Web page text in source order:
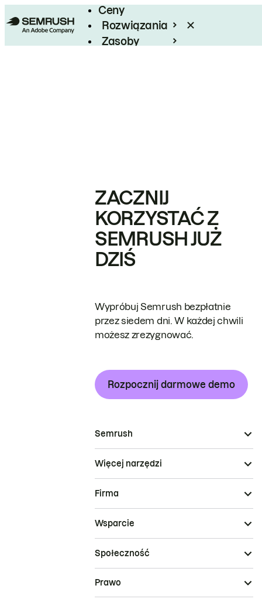
Ceny
Rozwiązania
Zasoby
ZACZNIJ
KORZYSTAĆ Z
SEMRUSH JUŻ
DZIŚ
Wypróbuj Semrush bezpłatnie
przez siedem dni. W każdej chwili
możesz zrezygnować.
Rozpocznij darmowe demo
Semrush
Więcej narzędzi
Firma
Wsparcie
Społeczność
Prawo